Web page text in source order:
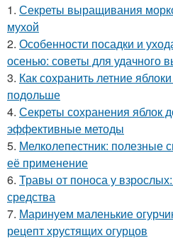
1. Секреты выращивания
мухой
2. Особенности посадки и
осенью: советы для удачного
3. Как сохранить летние
подольше
4. Секреты сохранения яблок
эффективные методы
5. Мелколепестник: полезные
её применение
6. Травы от поноса у
средства
7. Маринуем маленькие
рецепт хрустящих огурцов